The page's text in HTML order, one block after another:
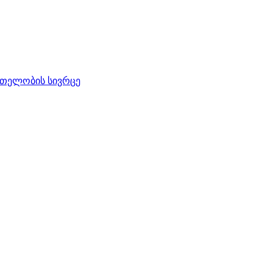
სივრცე